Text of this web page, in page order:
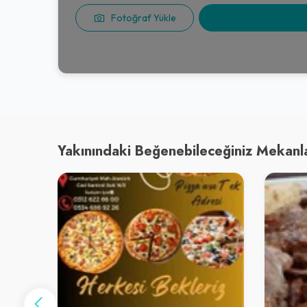
Fotoğraf Yükle
Yakınındaki Beğenebileceğiniz